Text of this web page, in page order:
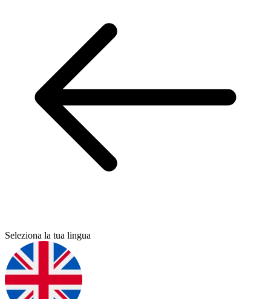
Seleziona la tua lingua